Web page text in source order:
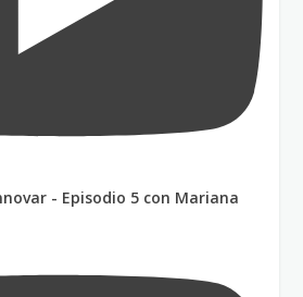
- Episodio 5 con Mariana